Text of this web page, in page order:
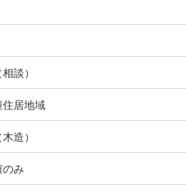
談）
居地域
造）
のみ